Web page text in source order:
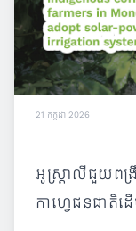
21 កក្កដា 2026
អូស្ត្រាលីជួយព
កាហ្វេជនជាតិ